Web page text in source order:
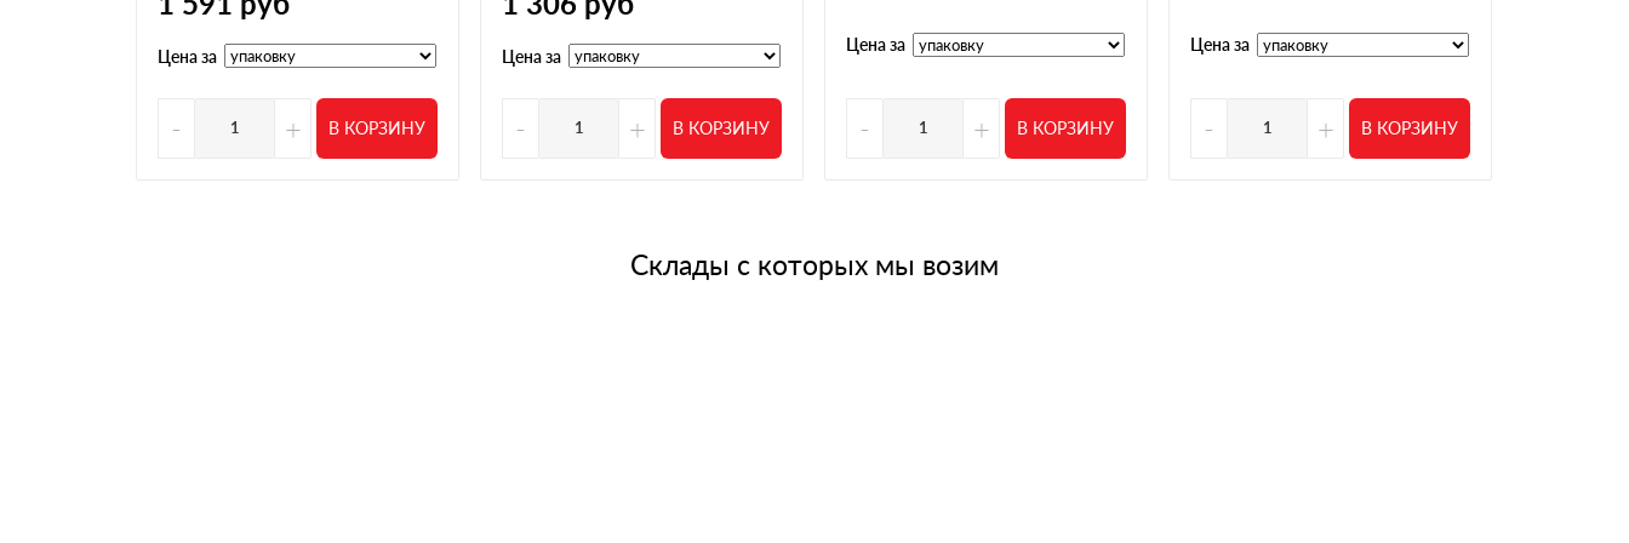
Роман
Сделал заказ через сайт, перезвонили только на следующий день. Хотелось бы быстрее, но потом
всё подробно объяснили, помогли рассчитать объём по утеплителю. Отправили в срок, материал
Александр
02 апреля 2025
Брали сначала утеплитель несколькими партиями, всегда все норм было. Сейчас взяли мягкую
пришлось ждать. Доставили быстро, без задержек, все как договаривались
Цена за
- + В КОРЗИНУ
Цена за
- + В КОРЗИНУ
Цена за
- + В КОРЗИНУ
Цена за
- + В КОРЗИНУ
Склады с которых мы возим